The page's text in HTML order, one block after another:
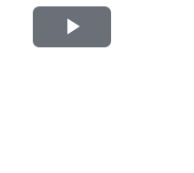
Reproducir